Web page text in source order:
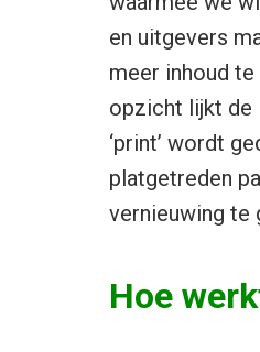
en uitgevers
meer inhoud te
opzicht lijkt de
‘print’ wordt
platgetreden
vernieuwing te
Hoe